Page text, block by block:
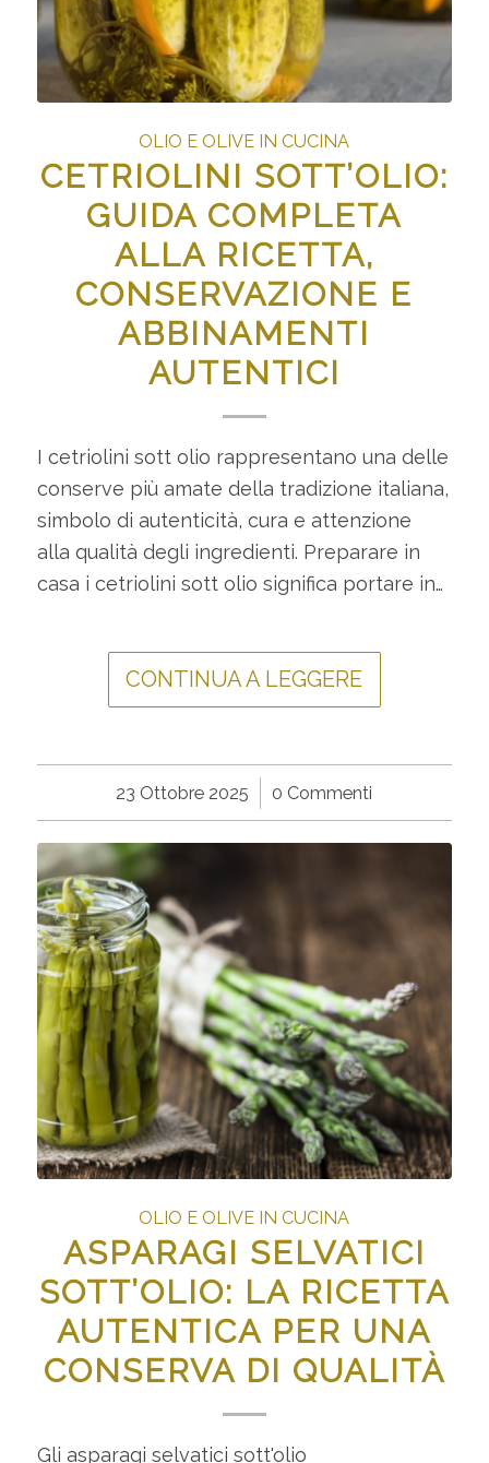
OLIO E OLIVE IN CUCINA
CETRIOLINI SOTT’OLIO:
GUIDA COMPLETA
ALLA RICETTA,
CONSERVAZIONE E
ABBINAMENTI
AUTENTICI
I cetriolini sott olio rappresentano una delle
conserve più amate della tradizione italiana,
simbolo di autenticità, cura e attenzione
alla qualità degli ingredienti. Preparare in
casa i cetriolini sott olio significa portare in…
CONTINUA A LEGGERE
23 Ottobre 2025
/ 0 Commenti
OLIO E OLIVE IN CUCINA
ASPARAGI SELVATICI
SOTT’OLIO: LA RICETTA
AUTENTICA PER UNA
CONSERVA DI QUALITÀ
Gli asparagi selvatici sott'olio